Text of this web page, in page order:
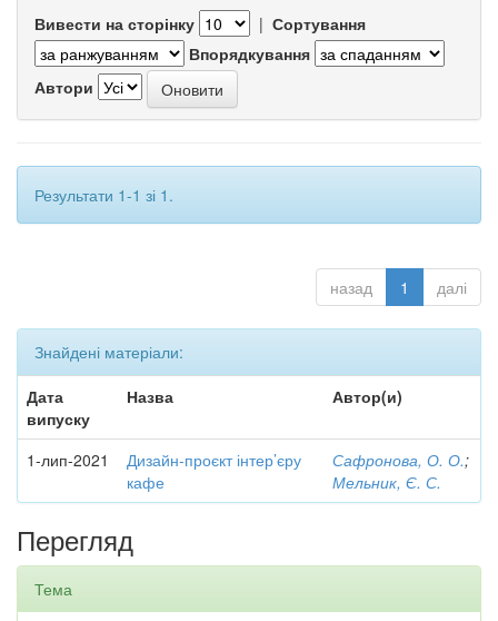
Вивести на сторінку | Сортування
Впорядкування
Автори
Результати 1-1 зі 1.
назад 1 далі
Знайдені матеріали:
Дата
випуску
Назва Автор(и)
1-лип-2021
Дизайн-проєкт інтер’єру
кафе
Сафронова, О. О.;
Мельник, Є. С.
Перегляд
Тема